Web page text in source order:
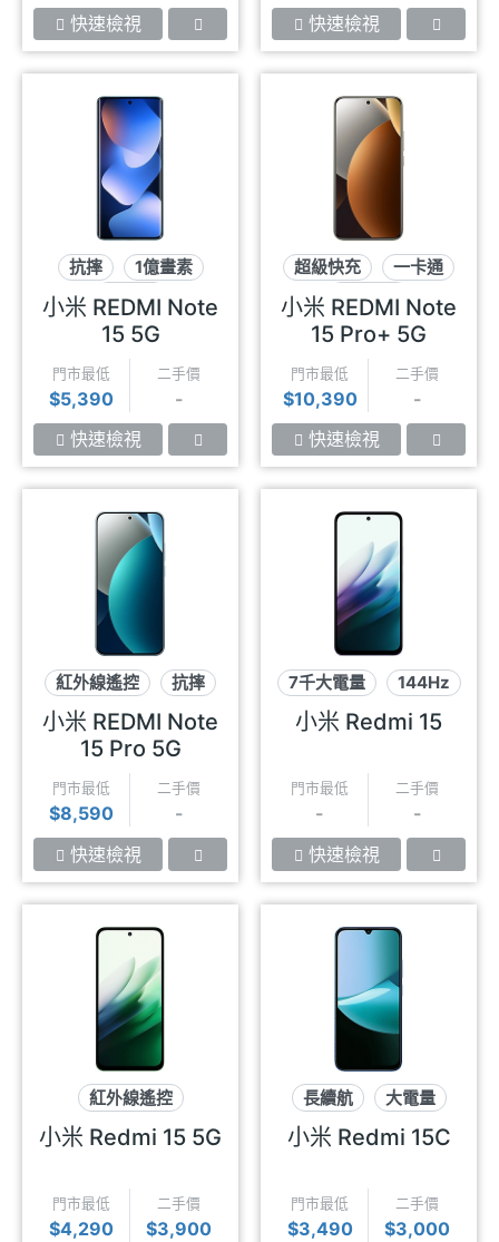
快速檢視 快速檢視
抗摔
1億畫素
防潑水
小米 REDMI Note
15 5G
門市最低
$5,390
二手價
-
快速檢視
超級快充
一卡通
2億畫素
小米 REDMI Note
15 Pro+ 5G
門市最低
$10,390
二手價
-
快速檢視
紅外線遙控
抗摔
2億畫素
小米 REDMI Note
15 Pro 5G
門市最低
$8,590
二手價
-
快速檢視
7千大電量
144Hz
可插記憶卡
小米 Redmi 15
門市最低
-
二手價
-
快速檢視
紅外線遙控
可插記憶卡
小米 Redmi 15 5G
門市最低
$4,290
二手價
$3,900
長續航
大電量
大螢幕
小米 Redmi 15C
門市最低
$3,490
二手價
$3,000